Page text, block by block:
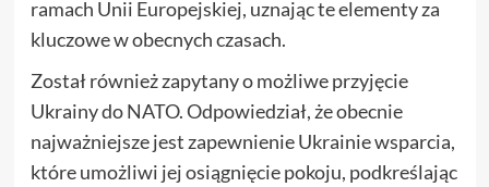
ramach Unii Europejskiej, uznając te elementy za
kluczowe w obecnych czasach.
Został również zapytany o możliwe przyjęcie
Ukrainy do NATO. Odpowiedział, że obecnie
najważniejsze jest zapewnienie Ukrainie wsparcia,
które umożliwi jej osiągnięcie pokoju, podkreślając